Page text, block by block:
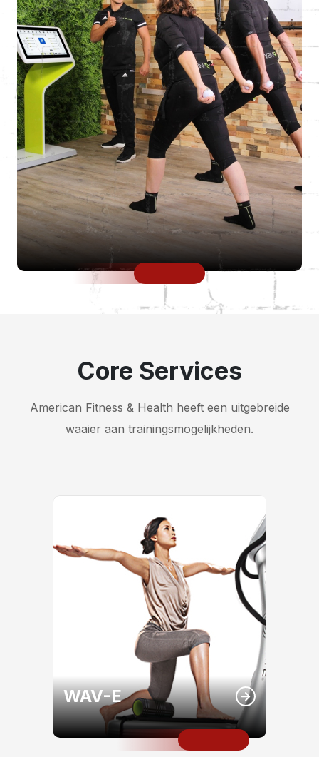
Core Services
American Fitness & Health heeft een uitgebreide
waaier aan trainingsmogelijkheden.
WAV-E